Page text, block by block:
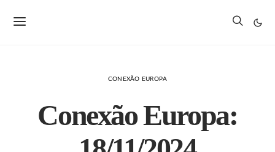
CONEXÃO EUROPA
Conexão Europa: